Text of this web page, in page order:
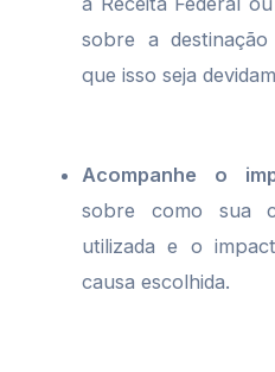
sobre a
que isso seja
Acompanhe o
sobre como sua
utilizada e o
causa escolhida.